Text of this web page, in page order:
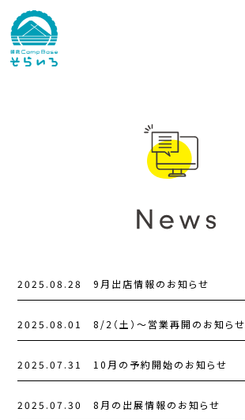
2025.08.28 9月出店情報のお知らせ
2025.08.01 8/2（土）〜営業再開のお知らせ
2025.07.31 10月の予約開始のお知らせ
2025.07.30 8月の出展情報のお知らせ